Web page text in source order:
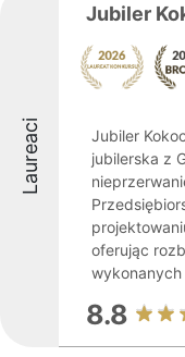
Laureaci
Jubiler
Jubiler
jubilerska z
oferując
wykonanych
8.8